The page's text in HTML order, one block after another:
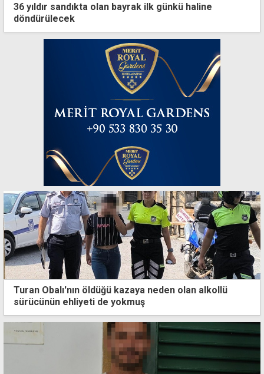
36 yıldır sandıkta olan bayrak ilk günkü haline
döndürülecek
Turan Obalı'nın öldüğü kazaya neden olan alkollü
sürücünün ehliyeti de yokmuş